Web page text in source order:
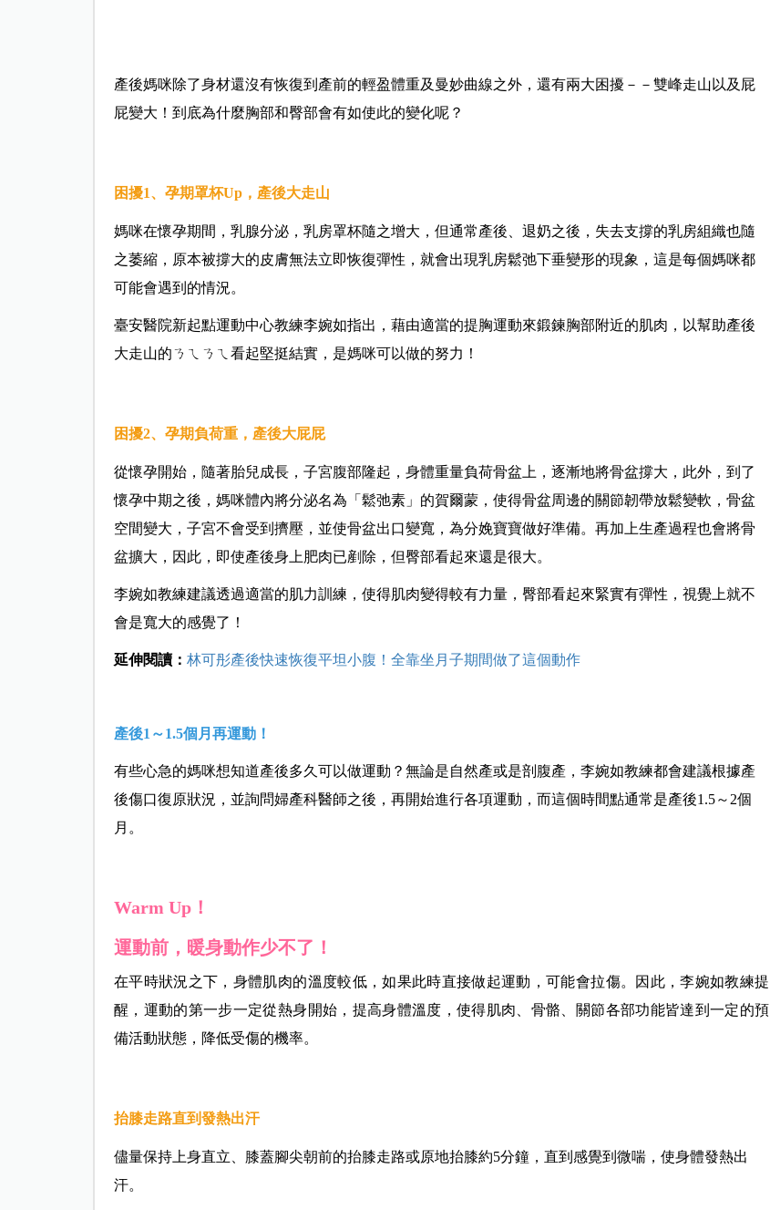
產後媽咪除了身材還沒有恢復到產前的輕盈體重及曼妙曲線之外，還有兩大困擾－－雙峰走山以及屁
屁變大！到底為什麼胸部和臀部會有如使此的變化呢？
困擾1、孕期罩杯Up，產後大走山
媽咪在懷孕期間，乳腺分泌，乳房罩杯隨之增大，但通常產後、退奶之後，失去支撐的乳房組織也隨
之萎縮，原本被撐大的皮膚無法立即恢復彈性，就會出現乳房鬆弛下垂變形的現象，這是每個媽咪都
可能會遇到的情況。
臺安醫院新起點運動中心教練李婉如指出， 藉由適當的提胸運動來鍛鍊胸部附近的肌肉，以幫助產後
大走山的ㄋㄟㄋㄟ看起堅挺結實，是媽咪可以做的努力！
困擾2、孕期負荷重，產後大屁屁
從懷孕開始，隨著胎兒成長，子宮腹部隆起，身體重量負荷骨盆上，逐漸地將骨盆撐大，此外，到了
懷孕中期之後，媽咪體內將分泌名為「鬆弛素」的賀爾蒙，使得骨盆周邊的關節韌帶放鬆變軟，骨盆
空間變大，子宮不會受到擠壓，並使骨盆出口變寬，為分娩寶寶做好準備。再加上生產過程也會將骨
盆擴大，因此，即使產後身上肥肉已剷除，但臀部看起來還是很大。
李婉如教練建議透過適當的肌力訓練，使得肌肉變得較有力量，臀部看起來緊實有彈性，視覺上就不
會是寬大的感覺了！
延伸閱讀： 林可彤產後快速恢復平坦小腹！全靠坐月子期間做了這個動作
產後1～1.5個月再運動！
有些心急的媽咪想知道產後多久可以做運動？無論是自然產或是剖腹產，李婉如教練都會建議根據產
後傷口復原狀況，並詢問婦產科醫師之後，再開始進行各項運動，而這個時間點通常是產後1.5～2個
月。
Warm Up！
運動前，暖身動作少不了！
在平時狀況之下，身體肌肉的溫度較低，如果此時直接做起運動，可能會拉傷。因此，李婉如教練提
醒， 運動的第一步一定從熱身開始，提高身體溫度，使得肌肉、骨骼、關節各部功能皆達到一定的預
備活動狀態，降低受傷的機率。
抬膝走路直到發熱出汗
儘量保持上身直立、膝蓋腳尖朝前的抬膝走路或原地抬膝約5分鐘，直到感覺到微喘，使身體發熱出
汗。